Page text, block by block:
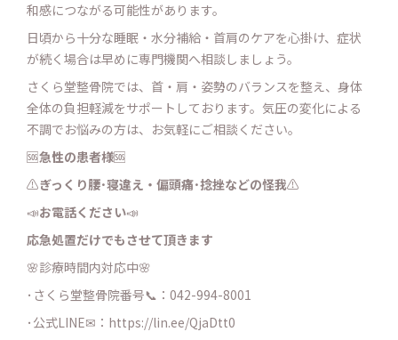
和感につながる可能性があります。
日頃から十分な睡眠・水分補給・首肩のケアを心掛け、症状
が続く場合は早めに専門機関へ相談しましょう。
さくら堂整骨院では、首・肩・姿勢のバランスを整え、身体
全体の負担軽減をサポートしております。気圧の変化による
不調でお悩みの方は、お気軽にご相談ください。
🆘急性の患者様🆘
⚠️ぎっくり腰･寝違え・ 偏頭痛･捻挫などの怪我⚠️
📣お電話ください📣
応急処置だけでもさせて頂きます
🌸診療時間内対応中🌸
･さくら堂整骨院番号📞：042-994-8001
･公式LINE✉： https://lin.ee/QjaDtt0